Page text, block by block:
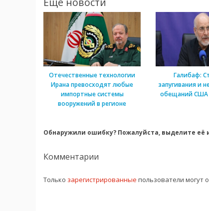
Отечественные технологии
Ирана превосходят любые
импортные системы
вооружений в регионе
Галибаф:
запугивания и
обещаний США
Обнаружили ошибку? Пожалуйста, выделите её
Комментарии
Только зарегистрированные пользователи могут